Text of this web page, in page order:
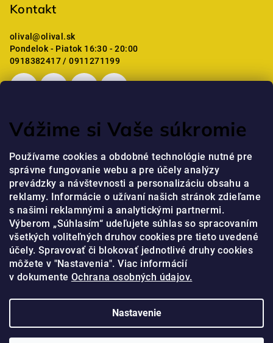
Vážime si Vaše súkromie
Používame cookies a obdobné technológie nutné pre
správne fungovanie webu a pre účely analýzy
prevádzky a návštevnosti a personalizáciu obsahu a
reklamy. Informácie o užívaní našich stránok zdieľame
s našimi reklamnými a analytickými partnermi.
Výberom „Súhlasím“ udeľujete súhlas so spracovaním
všetkých voliteľných druhov cookies pre tieto uvedené
účely. Spravovať či blokovať jednotlivé druhy cookies
môžete v "Nastavenia". Viac informácií
v dokumente Ochrana osobných údajov.
Nastavenie
Kontakt
olival@olival.sk
Pondelok - Piatok 16:30 - 20:00
0918382417 / 0911271199
Hodnotenie produktu je 5 z 5 hviezdičiek.
| jaja
Prijímame online platby